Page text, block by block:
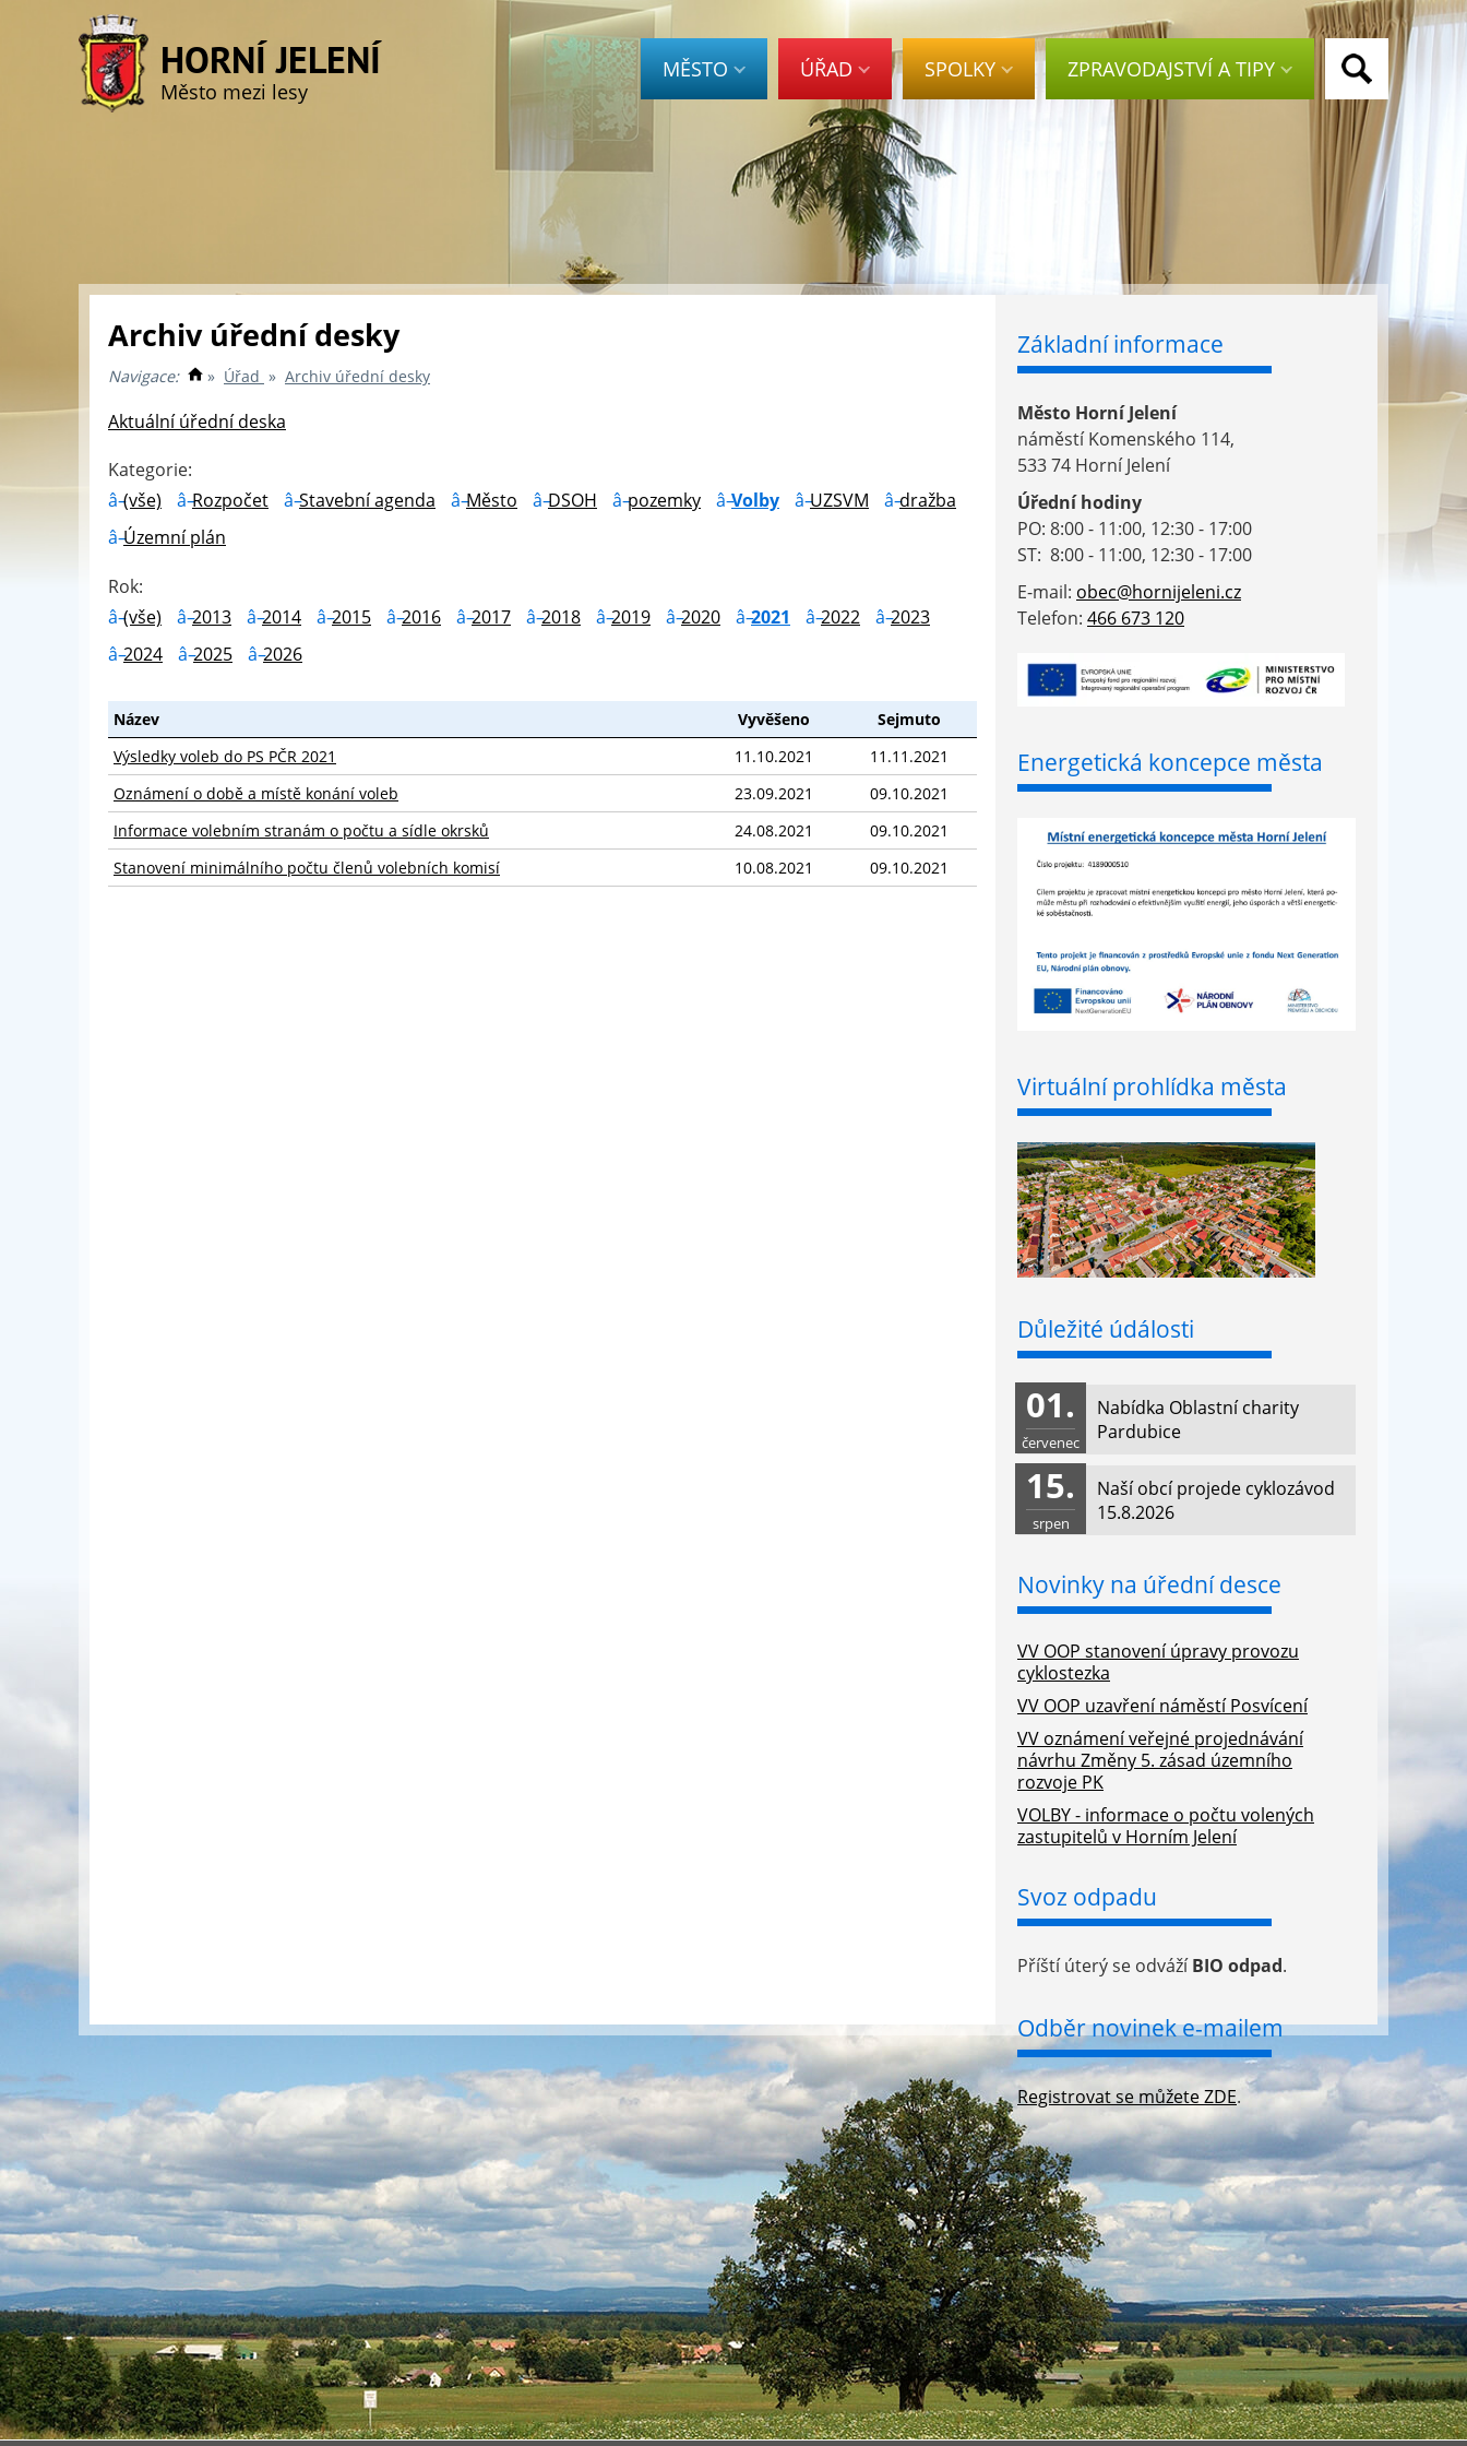
HORNÍ JELENÍ
Město mezi lesy
MĚSTO ÚŘAD SPOLKY ZPRAVODAJSTVÍ A TIPY
Archiv úřední desky
Navigace: » Úřad » Archiv úřední desky
Aktuální úřední deska
Kategorie:
(vše)
Rozpočet Stavební agenda Město DSOH pozemky Volby UZSVM
dražba
Územní plán
Rok:
(vše)
2013 2014 2015 2016 2017 2018 2019 2020 2021 2022
2023
2024
2025 2026
Název Vyvěšeno
Sejmuto
Výsledky voleb do PS PČR 2021
11.10.2021
11.11.2021
Oznámení o době a místě konání voleb
23.09.2021
09.10.2021
Informace volebním stranám o počtu a sídle okrsků
24.08.2021
09.10.2021
Stanovení minimálního počtu členů volebních komisí
10.08.2021 09.10.2021
Základní informace
Město Horní Jelení
náměstí Komenského 114,
533 74 Horní Jelení
Úřední hodiny
PO: 8:00 - 11:00, 12:30 - 17:00
ST: 8:00 - 11:00, 12:30 - 17:00
E-mail: obec@hornijeleni.cz
Telefon: 466 673 120
Energetická koncepce města
Virtuální prohlídka města
Důležité údálosti
Nabídka Oblastní charity
Pardubice
01.
červenec
Naší obcí projede cyklozávod
15.8.2026
15.
srpen
Novinky na úřední desce
VV OOP stanovení úpravy provozu
cyklostezka
VV OOP uzavření náměstí Posvícení
VV oznámení veřejné projednávání
návrhu Změny 5. zásad územního
rozvoje PK
VOLBY - informace o počtu volených
zastupitelů v Horním Jelení
Svoz odpadu
Příští úterý se odvážíBIO odpad.
Odběr novinek e-mailem
Registrovat se můžete ZDE.